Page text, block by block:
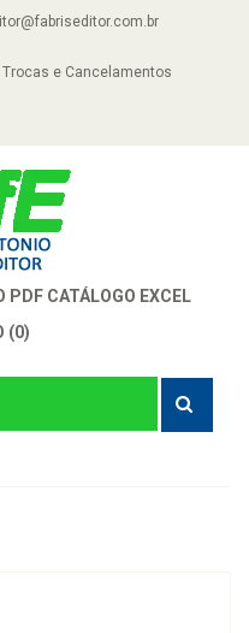
Trocas e Cancelamentos
PDF CATÁLOGO EXCEL
(0)